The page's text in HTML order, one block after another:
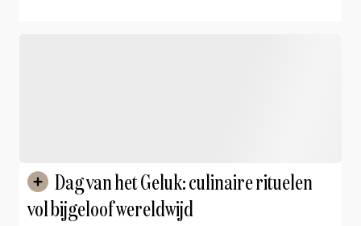
vol bijgeloof wereldwijd